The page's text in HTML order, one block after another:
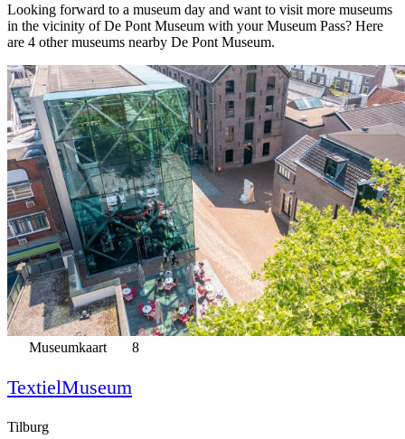
Looking forward to a museum day and want to visit more museums
in the vicinity of De Pont Museum with your Museum Pass? Here
are 4 other museums nearby De Pont Museum.
Museumkaart 8
TextielMuseum
Tilburg